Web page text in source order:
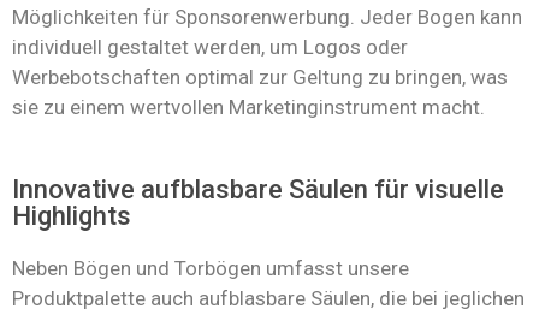
Möglichkeiten für Sponsorenwerbung. Jeder Bogen kann
individuell gestaltet werden, um Logos oder
Werbebotschaften optimal zur Geltung zu bringen, was
sie zu einem wertvollen Marketinginstrument macht.
Innovative aufblasbare Säulen für visuelle
Highlights
Neben Bögen und Torbögen umfasst unsere
Produktpalette auch aufblasbare Säulen, die bei jeglichen